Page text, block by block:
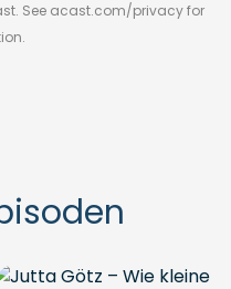
See acast.com/privacyfor